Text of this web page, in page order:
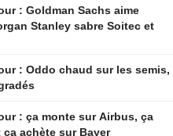
: Goldman Sachs aime
Stanley sabre Soitec et
: Oddo chaud sur les semis,
: ça monte sur Airbus, ça
ça achète sur Bayer